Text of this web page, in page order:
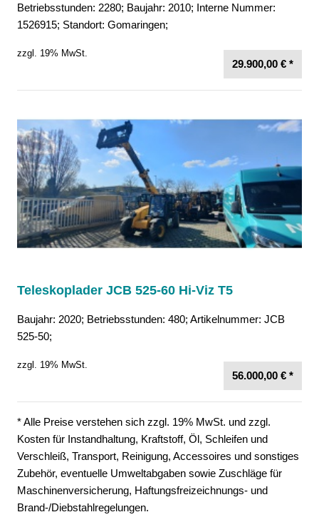
Betriebsstunden: 2280; Baujahr: 2010; Interne Nummer:
1526915; Standort: Gomaringen;
29.900,00 € *
zzgl. 19% MwSt.
Teleskoplader JCB 525-60 Hi-Viz T5
Baujahr: 2020; Betriebsstunden: 480; Artikelnummer: JCB
525-50;
56.000,00 € *
zzgl. 19% MwSt.
* Alle Preise verstehen sich zzgl. 19% MwSt. und zzgl.
Kosten für Instandhaltung, Kraftstoff, Öl, Schleifen und
Verschleiß, Transport, Reinigung, Accessoires und sonstiges
Zubehör, eventuelle Umweltabgaben sowie Zuschläge für
Maschinenversicherung, Haftungsfreizeichnungs- und
Brand-/Diebstahlregelungen.